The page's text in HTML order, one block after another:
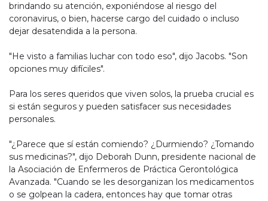
brindando su atención, exponiéndose al riesgo del
coronavirus, o bien, hacerse cargo del cuidado o incluso
dejar desatendida a la persona.
"He visto a familias luchar con todo eso", dijo Jacobs. "Son
opciones muy difíciles".
Para los seres queridos que viven solos, la prueba crucial es
si están seguros y pueden satisfacer sus necesidades
personales.
"¿Parece que sí están comiendo? ¿Durmiendo? ¿Tomando
sus medicinas?", dijo Deborah Dunn, presidente nacional de
la Asociación de Enfermeros de Práctica Gerontológica
Avanzada. "Cuando se les desorganizan los medicamentos
o se golpean la cadera, entonces hay que tomar otras